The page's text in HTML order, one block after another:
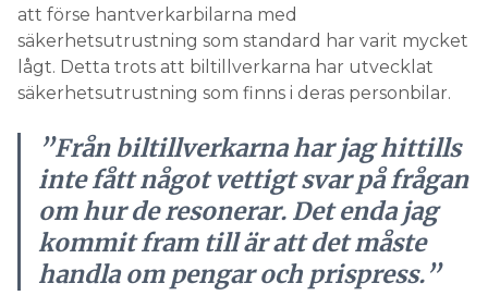
att förse hantverkarbilarna med
säkerhetsutrustning som standard har varit mycket
lågt. Detta trots att biltillverkarna har utvecklat
säkerhetsutrustning som finns i deras personbilar.
”Från biltillverkarna har jag hittills
inte fått något vettigt svar på frågan
om hur de resonerar. Det enda jag
kommit fram till är att det måste
handla om pengar och prispress.”